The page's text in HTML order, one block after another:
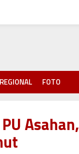
REGIONAL FOTO
Asahan,